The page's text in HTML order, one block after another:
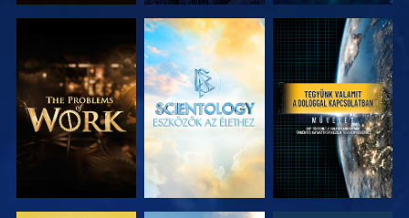
A SOROZAT
RÉSZEI
A SOROZAT
RÉSZEI
MŰSORNÉZÉS